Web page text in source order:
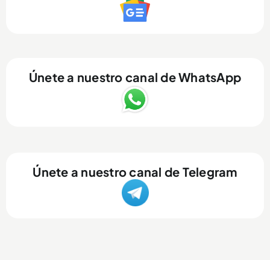
Únete a nuestro canal de WhatsApp
Únete a nuestro canal de Telegram